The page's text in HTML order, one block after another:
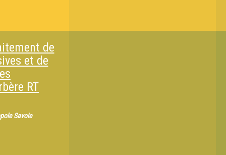
de
et de
RT
Savoie